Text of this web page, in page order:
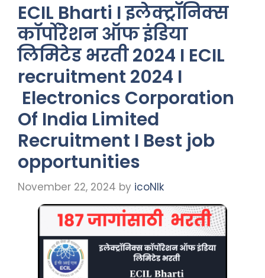
ECIL Bharti I इलेक्ट्रॉनिक्स
कॉर्पोरेशन ऑफ इंडिया
लिमिटेड भरती 2024 I ECIL
recruitment 2024 I
Electronics Corporation
Of India Limited
Recruitment I Best job
opportunities
November 22, 2024 by icoNIk